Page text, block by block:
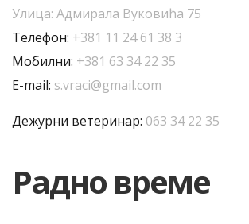
Улица: Адмирала Вуковића 75
Телефон: +381 11 24 61 38 3
Мобилни: +381 63 34 22 35
E-mail: s.vraci@gmail.com
Дежурни ветеринар: 063 34 22 35
Радно време